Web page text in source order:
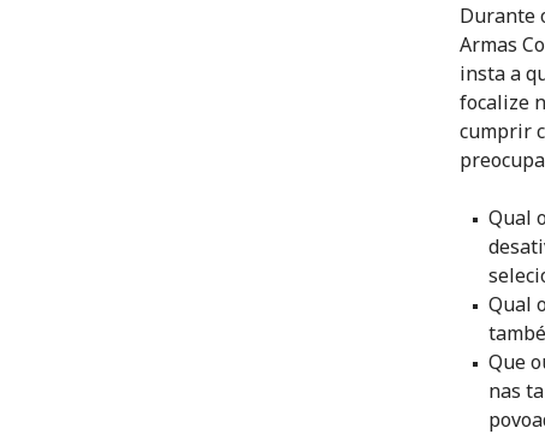
Durante
Armas
insta a
focalize
cumprir
Qual
Qual
Que
nas